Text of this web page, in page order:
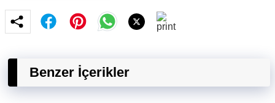
Benzer İçerikler